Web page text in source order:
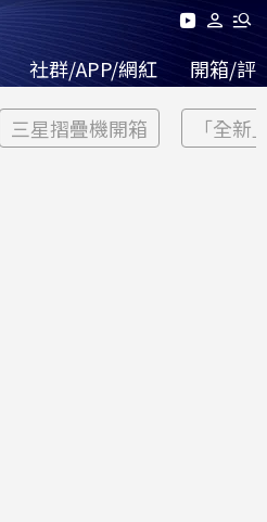
社群/APP/網紅 開箱/評
三星摺疊機開箱 「全新